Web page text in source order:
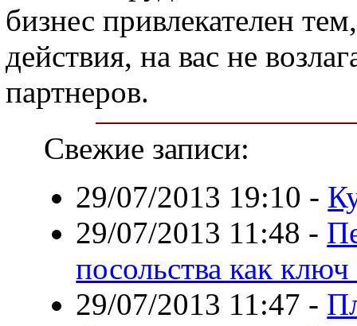
бизнес привлекателен
действия, на вас не
партнеров.
Свежие записи:
29/07/2013 19:10 -
29/07/2013 11:48 -
посольства как
29/07/2013 11:47 -